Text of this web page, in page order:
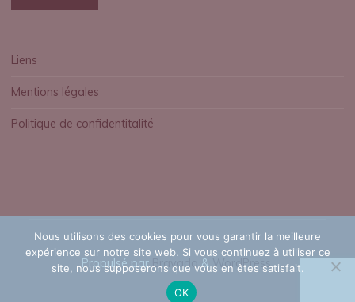
Liens
Mentions légales
Politique de confidentitalité
Propulsé parBravada&WordPress.
Nous utilisons des cookies pour vous garantir la meilleure
expérience sur notre site web. Si vous continuez à utiliser ce
site, nous supposerons que vous en êtes satisfait.
OK